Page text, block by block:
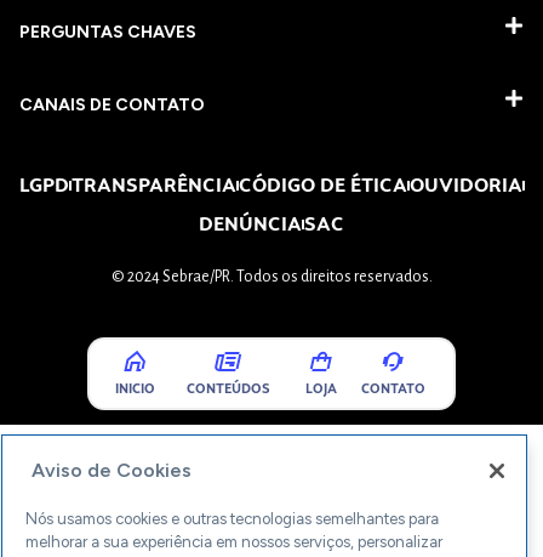
PERGUNTAS CHAVES​
CANAIS DE CONTATO
LGPDTRANSPARÊNCIACÓDIGO DE ÉTICAOUVIDORIA
DENÚNCIASAC
© 2024 Sebrae/PR. Todos os direitos reservados.
INICIO CONTEÚDOS LOJA CONTATO
Aviso de Cookies
Nós usamos cookies e outras tecnologias semelhantes para
melhorar a sua experiência em nossos serviços, personalizar